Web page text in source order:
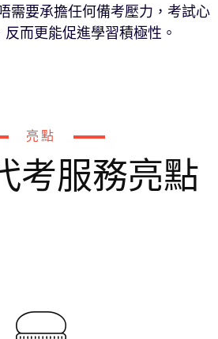
需要承擔任何備考壓力，考試心
而更能促進學習積極性。
亮點
考服務亮點